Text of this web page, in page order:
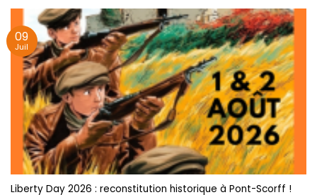
Liberty Day 2026 : reconstitution historique à Pont-Scorff !
09
Juil